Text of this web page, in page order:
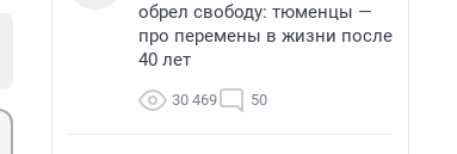
обрел свободу: тюменцы —
про перемены в жизни после
40 лет
30 469 50